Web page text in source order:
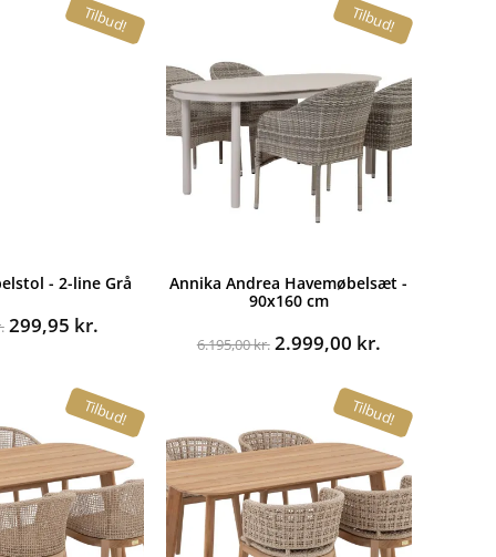
Tilbud!
- 2-line Grå
Den
549,00 kr..
299,95 kr.
er:
299,95 kr..
Tilbud!
Annika Andrea Havemøbelsæt -
90x160 cm
6.195,00kr. Den
6.195,00 kr..
2.999,00 kr.
er:
2.999,00 kr..
Tilbud! Tilbud!